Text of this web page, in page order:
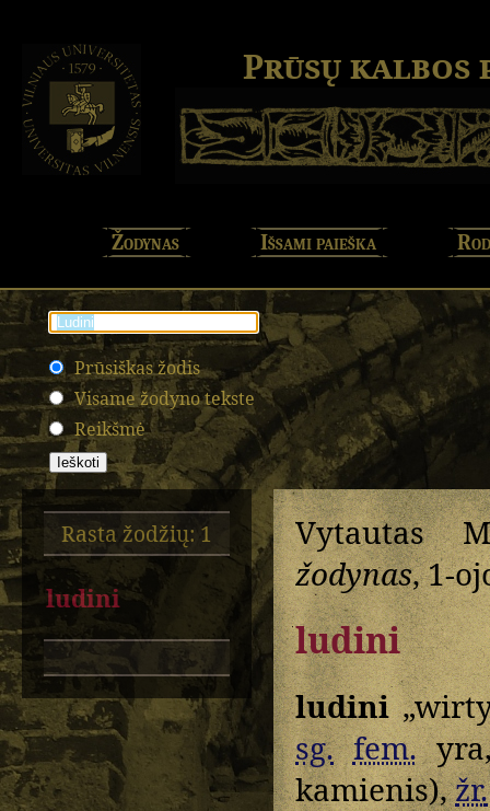
Prūsų kalbos
Žodynas Išsami paieška
Prūsiškas žodis
Visame žodyno tekste
Reikšmė
Rasta žodžių: 1
ludini
Vytautas
žodynas, 1-
ludini
ludini
sg. fem.
kamienis),žr.